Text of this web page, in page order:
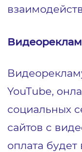
YouTube,
социальных
сайтов с
оплата будет